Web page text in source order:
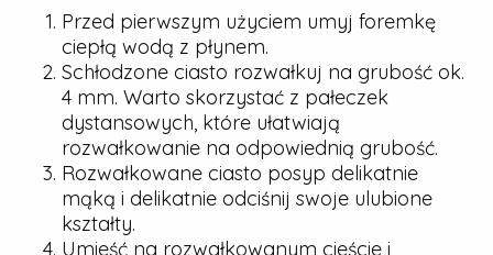
Przed pierwszym użyciem umyj foremkę
ciepłą wodą z płynem.
Schłodzone ciasto rozwałkuj na grubość ok.
4 mm. Warto skorzystać z pałeczek
dystansowych, które ułatwiają
rozwałkowanie na odpowiednią grubość.
Rozwałkowane ciasto posyp delikatnie
mąką i delikatnie odciśnij swoje ulubione
kształty.
Umieść na rozwałkowanym cieście i